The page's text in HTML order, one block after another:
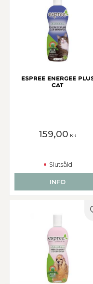
Espree Energee
Cat
159,00 KR
Slutsåld
INFO